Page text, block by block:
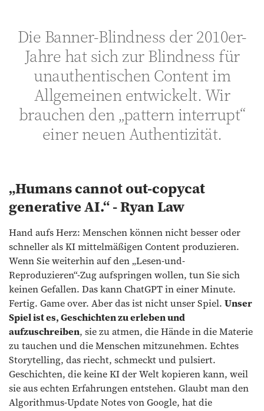
Die Banner-Blindness der 2010er-
Jahre hat sich zur Blindness für
unauthentischen Content im
Allgemeinen entwickelt. Wir
brauchen den „pattern interrupt“
einer neuen Authentizität.
„Humans cannot out-copycat
generative AI.“ - Ryan Law
Hand aufs Herz: Menschen können nicht besser oder
schneller als KI mittelmäßigen Content produzieren.
Wenn Sie weiterhin auf den „Lesen-und-
Reproduzieren“-Zug aufspringen wollen, tun Sie sich
keinen Gefallen. Das kann ChatGPT in einer Minute.
Fertig. Game over. Aber das ist nicht unser Spiel. Unser
Spiel ist es, Geschichten zu erleben und
aufzuschreiben, sie zu atmen, die Hände in die Materie
zu tauchen und die Menschen mitzunehmen. Echtes
Storytelling, das riecht, schmeckt und pulsiert.
Geschichten, die keine KI der Welt kopieren kann, weil
sie aus echten Erfahrungen entstehen. Glaubt man den
Algorithmus-Update Notes von Google, hat die